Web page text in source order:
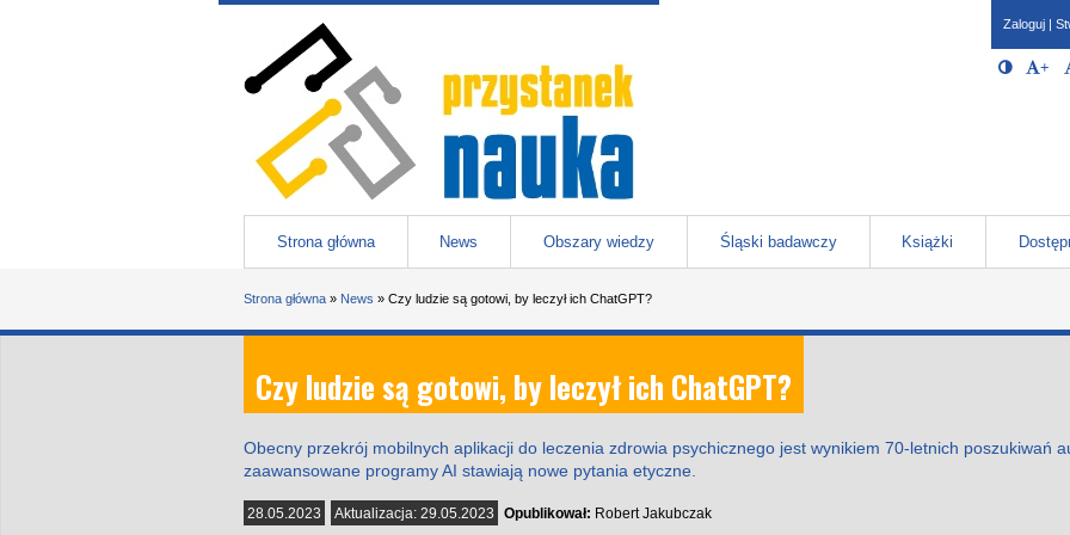
Przejdź do treści
Menu główne
Strona główna News Obszary wiedzy Śląski badawczy Książki
Zaloguj |
Opcje
Włącz/
+
Strona główna » News » Czy ludzie są gotowi, by leczył ich ChatGPT?
Czy ludzie są gotowi, by leczył ich ChatGPT?
Obecny przekrój mobilnych aplikacji do leczenia zdrowia psychicznego jest wynikiem 70-letnich poszukiwań
zaawansowane programy AI stawiają nowe pytania etyczne.
28.05.2023 Aktualizacja: 29.05.2023 Opublikował: Robert Jakubczak